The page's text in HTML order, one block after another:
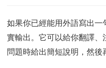
如果你已經能用外語寫出
實輸出。它可以給你翻譯
問題時給出簡短說明，然後